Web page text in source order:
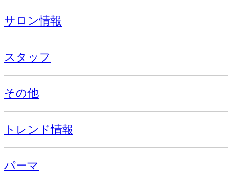
サロン情報
スタッフ
その他
トレンド情報
パーマ